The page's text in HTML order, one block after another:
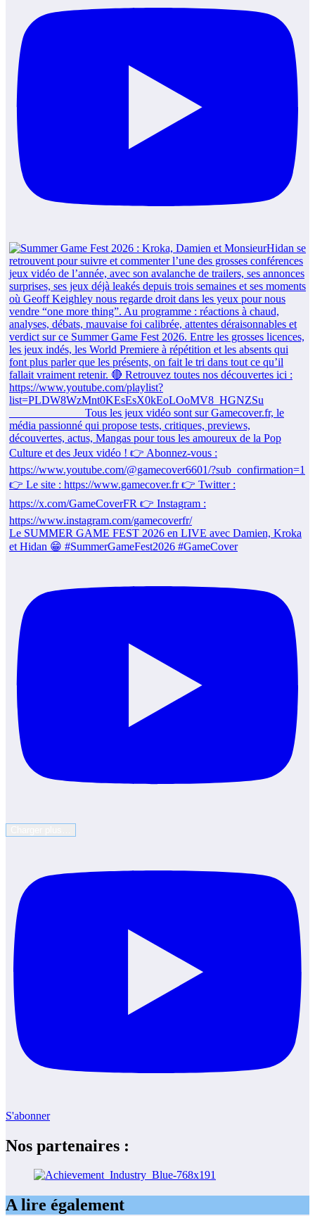
Le SUMMER GAME FEST 2026 en LIVE avec Damien, Kroka
et Hidan 😁 #SummerGameFest2026 #GameCover
S'abonner
Nos partenaires :
A lire également